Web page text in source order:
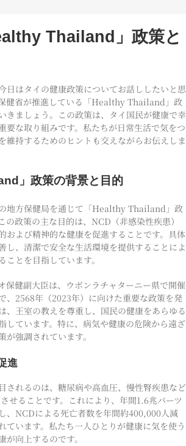
Thailand」政策と
日はタイの健康政策についてお話ししたいと思
健省が推進している「Healthy Thailand」政
きましょう。この政策は、タイ国民が健康で幸
要な取り組みです。私たちが日常生活で気をつ
維持するためのヒントも交えながらお伝えしま
」政策の背景と目的
地方保健局を通じて「Healthy Thailand」政
の政策の主な目的は、NCD（非感染性疾患）
および精神的な健康を促進することです。具体
し、清潔で安全な生活環境を提供することによ
ことを目指しています。
保健副大臣は、ウボンラチャターニー県で開催
、2568年（2023年）に向けた重要な政策を発
、王室の教えを尊重し、国民の健康をあらゆる
しています。特に、病気や健康の危険から遠ざ
強調されています。
進
されるのは、糖尿病や高血圧、慢性腎疾患など
せることです。これにより、年間1.6兆バーツ
、NCDによる死亡者数を年間約400,000人減
ています。私たち一人ひとりが健康に気を使う
が向上するのです。